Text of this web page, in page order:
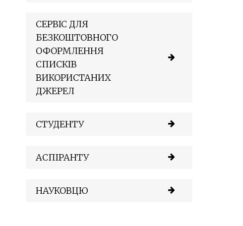
СЕРВІС ДЛЯ
БЕЗКОШТОВНОГО
ОФОРМЛЕННЯ
СПИСКІВ
ВИКОРИСТАНИХ
ДЖЕРЕЛ
СТУДЕНТУ
АСПІРАНТУ
НАУКОВЦЮ